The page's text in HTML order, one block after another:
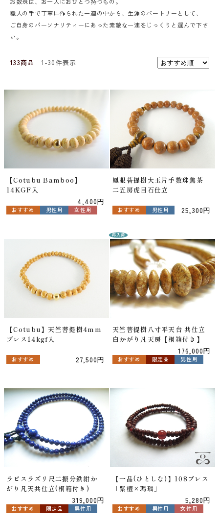
職人の手で丁寧に作られた一連の中から、生涯のパートナーとして、
ご自身のパーソナリティーにあった素敵な一連をじっくりと選んで下さ
い。
133商品 1-30件表示
【Cotubu Bamboo】
14KGF入
4,400円
おすすめ 男性用 女性用
鳳眼菩提樹大玉片手数珠焦茶
二五房虎目石仕立
25,300円
おすすめ 男性用
【Cotubu】天竺菩提樹4mm
ブレス14kgf入
27,500円
おすすめ
再入荷
天竺菩提樹八寸平天台 共仕立
白かがり凡天房【桐箱付き】
176,000円
おすすめ 限定品 男性用
ラピスラズリ尺二振分鉄紺か
がり凡天共仕立(桐箱付き)
319,000円
おすすめ 限定品 男性用
【一品(ひとしな)】108ブレス
「紫檀×瑪瑙」
5,280円
おすすめ 男性用 女性用